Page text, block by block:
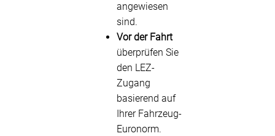
angewiesen
sind.
Vor der Fahrt
überprüfen Sie
den LEZ-
Zugang
basierend auf
Ihrer Fahrzeug-
Euronorm.